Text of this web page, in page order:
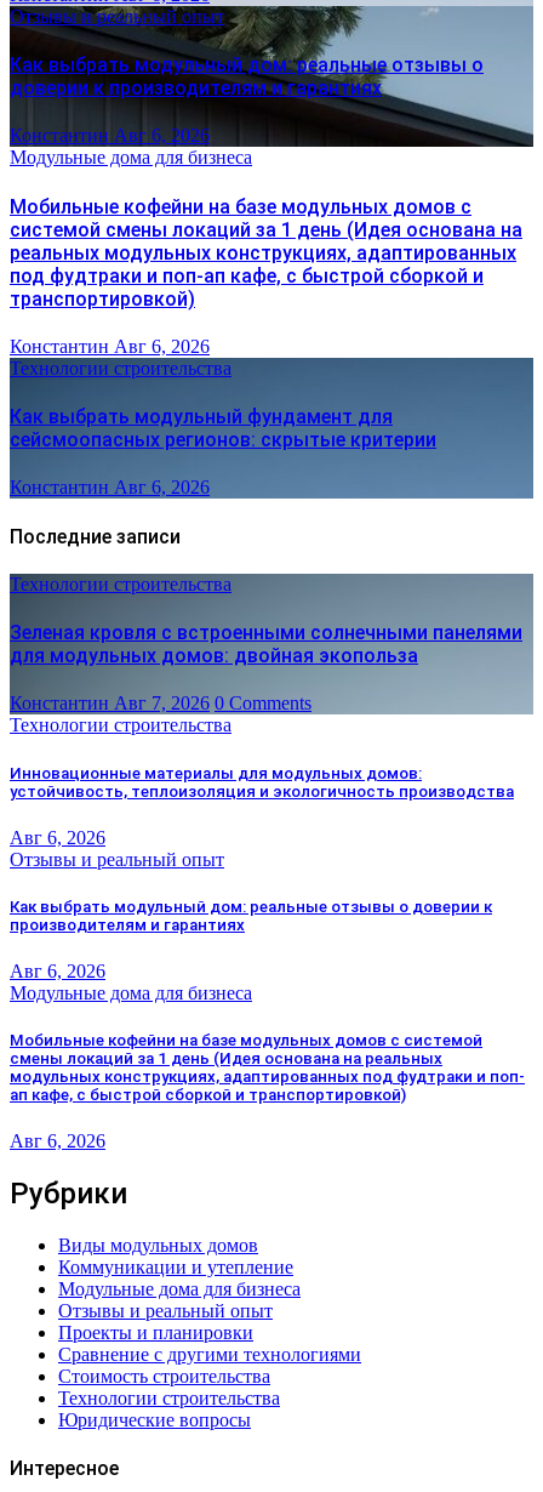
Отзывы и реальный опыт
Как выбрать модульный дом: реальные отзывы о
доверии к производителям и гарантиях
Константин Авг 6, 2026
Модульные дома для бизнеса
Мобильные кофейни на базе модульных домов с
системой смены локаций за 1 день (Идея основана на
реальных модульных конструкциях, адаптированных
под фудтраки и поп-ап кафе, с быстрой сборкой и
транспортировкой)
Константин Авг 6, 2026
Технологии строительства
Как выбрать модульный фундамент для
сейсмоопасных регионов: скрытые критерии
Константин Авг 6, 2026
Последние записи
Технологии строительства
Зеленая кровля с встроенными солнечными панелями
для модульных домов: двойная экопольза
Константин Авг 7, 2026 0 Comments
Технологии строительства
Инновационные материалы для модульных домов:
устойчивость, теплоизоляция и экологичность производства
Авг 6, 2026
Отзывы и реальный опыт
Как выбрать модульный дом: реальные отзывы о доверии к
производителям и гарантиях
Авг 6, 2026
Модульные дома для бизнеса
Мобильные кофейни на базе модульных домов с системой
смены локаций за 1 день (Идея основана на реальных
модульных конструкциях, адаптированных под фудтраки и поп-
ап кафе, с быстрой сборкой и транспортировкой)
Авг 6, 2026
Рубрики
Виды модульных домов
Коммуникации и утепление
Модульные дома для бизнеса
Отзывы и реальный опыт
Проекты и планировки
Сравнение с другими технологиями
Стоимость строительства
Технологии строительства
Юридические вопросы
Интересное